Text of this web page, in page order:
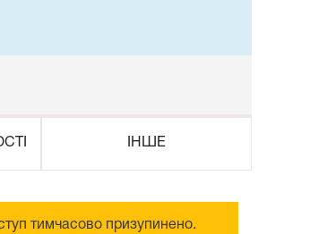
ІНШЕ
тимчасово призупинено.